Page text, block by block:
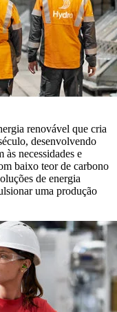
renovável que cria
desenvolvendo
às necessidades e
baixo teor de carbono
de energia
uma produção